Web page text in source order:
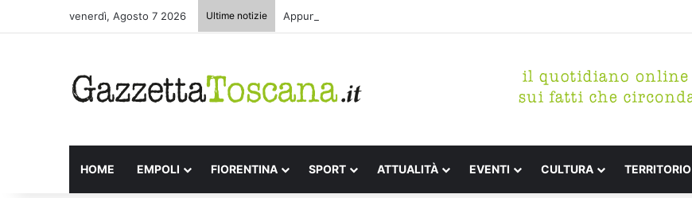
venerdì, Agosto 7 2026 Ultime notizie Appuntamenti letterari Festa de l’Unità Certaldo
HOME EMPOLI FIORENTINA SPORT ATTUALITÀ EVENTI CULTURA TERRITORIO